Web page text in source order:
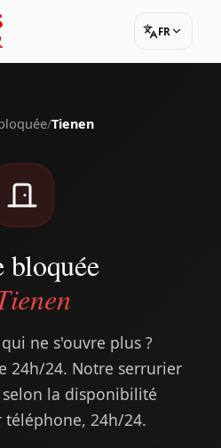
FR
/Tienen
bloquée
ne s'ouvre plus ?
24h/24. Notre serrurier
la disponibilité
téléphone, 24h/24.